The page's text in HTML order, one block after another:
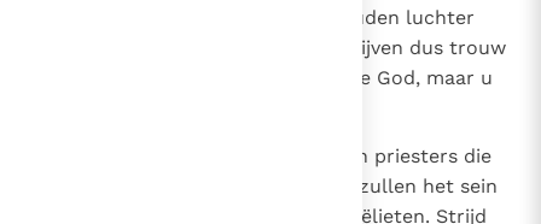
goud, en laten elke avond de gouden luchter
met haar lampen branden. Wij blijven dus trouw
aan de eredienst van Jahwe, onze God, maar u
God staat aan ons hoofd met zijn priesters die
hun strijdtrompetten steken: zij zullen het sein
geven voor de strijd tegen u, Israëlieten. Strijd